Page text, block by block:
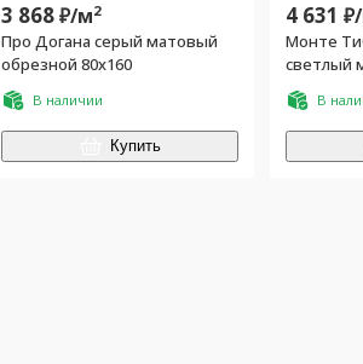
3 868₽/м2
Про Догана серый матовый
обрезной 80x160
В наличии
Купить
4 631 ₽/
Монте
светлый
80x160
В